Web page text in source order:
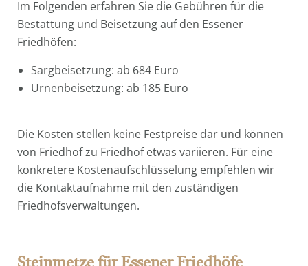
Im Folgenden erfahren Sie die Gebühren für die
Bestattung und Beisetzung auf den Essener
Friedhöfen:
Sargbeisetzung: ab 684 Euro
Urnenbeisetzung: ab 185 Euro
Die Kosten stellen keine Festpreise dar und können
von Friedhof zu Friedhof etwas variieren. Für eine
konkretere Kostenaufschlüsselung empfehlen wir
die Kontaktaufnahme mit den zuständigen
Friedhofsverwaltungen.